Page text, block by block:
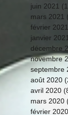
juin 2021
mars 2021
février 2021
janvier 2021
décembre
novembre
septembre
août 2020
avril 2020
mars 2020
février 2020